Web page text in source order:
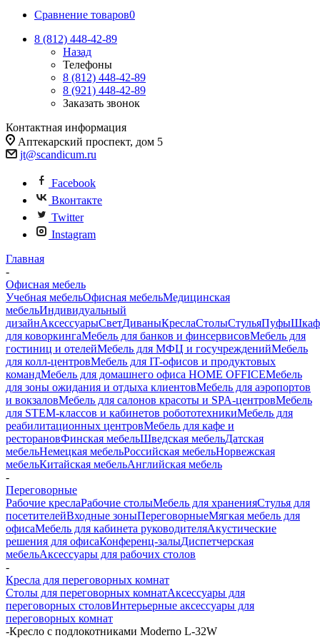
Сравнение товаров0
8 (812) 448-42-89
Назад
Телефоны
8 (812) 448-42-89
8 (921) 448-42-89
Заказать звонок
Контактная информация
Аптекарский проспект, дом 5
jt@scandicum.ru
Facebook
Вконтакте
Twitter
Instagram
Главная
-
Офисная мебель
Учебная мебельОфисная мебельМедицинская
мебельИндивидуальный
дизайнАксессуарыСветДиваныКреслаСтолыСтульяПуфы
для коворкингаМебель для банков и финсервисовМебель для
гостиниц и отелейМебель для МФЦ и госучрежденийМебель
для колл-центровМебель для IT-офисов и продуктовых
командМебель для домашнего офиса HOME OFFICEМебель
для зоны ожидания и отдыха клиентовМебель для аэропортов
и вокзаловМебель для салонов красоты и SPA-центровМебель
для STEM-классов и кабинетов робототехникиМебель для
реабилитационных центровМебель для кафе и
ресторановФинская мебельШведская мебельДатская
мебельНемецкая мебельРоссийская мебельНорвежская
мебельКитайская мебельАнглийская мебель
-
Переговорные
Рабочие креслаРабочие столыМебель для храненияСтулья для
посетителейВходные зоныПереговорныеМягкая мебель для
офисаМебель для кабинета руководителяАкустические
решения для офисаКонференц-залыДиспетчерская
мебельАксессуары для рабочих столов
-
Кресла для переговорных комнат
Столы для переговорных комнатАксессуары для
переговорных столовИнтерьерные аксессуары для
переговорных комнат
-Кресло c подлокотниками Moderno L-32W